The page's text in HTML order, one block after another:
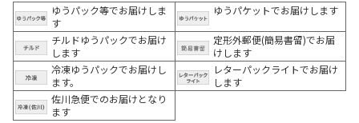
ゆうパック等でお届けしま
す
ゆうパケットでお届けします
チルドゆうパックでお届け
します
定形外郵便(簡易書留)でお届
けします
冷凍ゆうパックでお届けし
ます。
レターパックライトでお届け
します
佐川急便でのお届けとなり
ます